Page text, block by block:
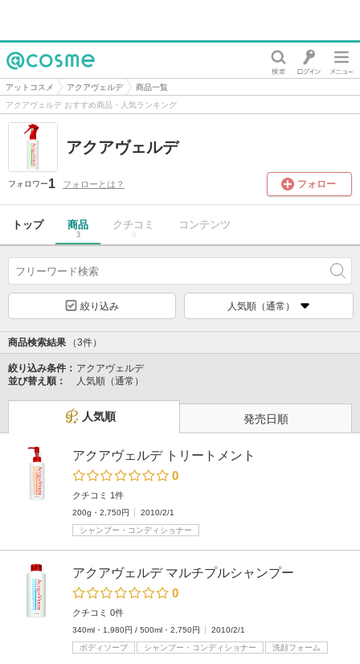
@cosme
アットコスメ アクアヴェルデ
商品一覧
アクアヴェルデ おすすめ商品・人気ランキング
アクアヴェルデ
フォロワー1 フォローとは？ フォロー
トップ 商品
3
クチコミ
0
コンテンツ
絞り込み 人気順（通常）
商品検索結果 （3件）
絞り込み条件： アクアヴェルデ
並び替え順：
人気順（通常）
人気順 発売日順
アクアヴェルデ トリートメント
0
クチコミ 1件
200g・2,750円
2010/2/1
シャンプー・コンディショナー
アクアヴェルデ マルチプルシャンプー
0
クチコミ 0件
340ml・1,980円 / 500ml・2,750円
2010/2/1
ボディソープ
シャンプー・コンディショナー 洗顔フォーム